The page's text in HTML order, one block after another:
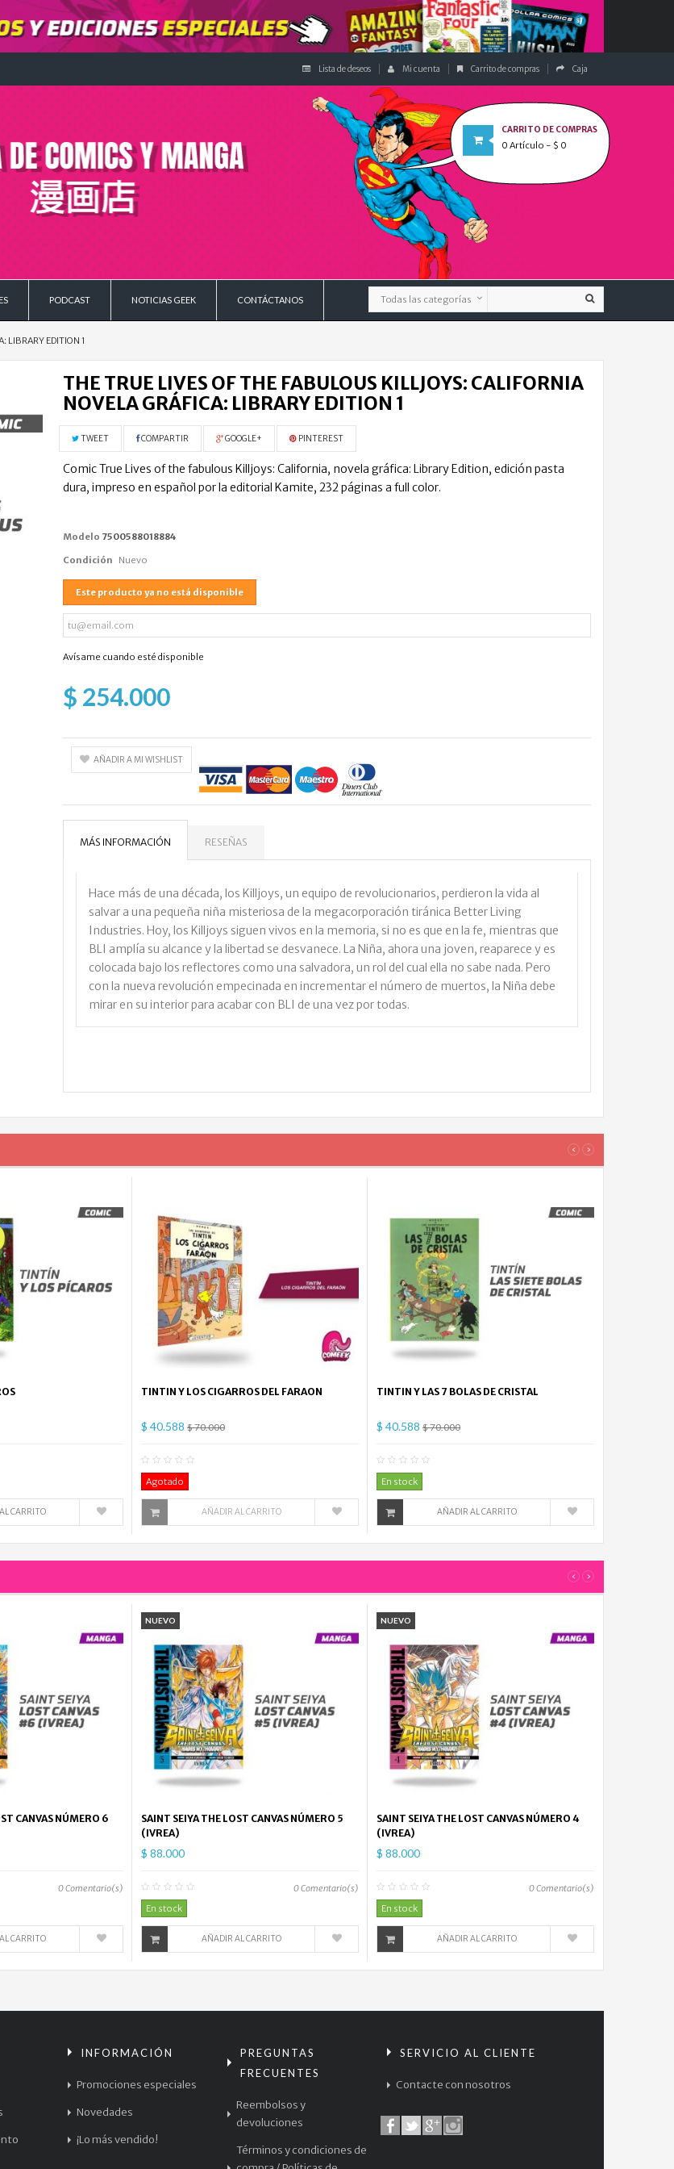
Lista de deseos Mi cuenta Carrito de compras Caja
CARRITO DE COMPRAS
0 Artículo - $ 0
PODCAST NOTICIAS GEEK CONTÁCTANOS
LIBRARY EDITION 1
THE TRUE LIVES OF THE FABULOUS KILLJOYS: CALIFORNIA
NOVELA GRÁFICA: LIBRARY EDITION 1
TWEET COMPARTIR GOOGLE+ PINTEREST
Comic True Lives of the fabulous Killjoys: California, novela gráfica: Library Edition, edición pasta
dura, impreso en español por la editorial Kamite, 232 páginas a full color.
Modelo 7500588018884
Condición Nuevo
Este producto ya no está disponible
Avísame cuando esté disponible
$ 254.000
AÑADIR A MI WISHLIST
MÁS INFORMACIÓN RESEÑAS
Hace más de una década, los Killjoys, un equipo de revolucionarios, perdieron la vida al
salvar a una pequeña niña misteriosa de la megacorporación tiránica Better Living
Industries. Hoy, los Killjoys siguen vivos en la memoria, si no es que en la fe, mientras que
BLI amplía su alcance y la libertad se desvanece. La Niña, ahora una joven, reaparece y es
colocada bajo los reflectores como una salvadora, un rol del cual ella no sabe nada. Pero
con la nueva revolución empecinada en incrementar el número de muertos, la Niña debe
mirar en su interior para acabar con BLI de una vez por todas.
‹ ›
CARRITO
TINTIN Y LOS CIGARROS DEL FARAON
$ 40.588 $ 70.000
Agotado
AÑADIR AL CARRITO
TINTIN Y LAS 7 BOLAS DE CRISTAL
$ 40.588 $ 70.000
En stock
AÑADIR AL CARRITO
‹ ›
CANVAS NÚMERO 6
0Comentario(s)
CARRITO
NUEVO
SAINT SEIYA THE LOST CANVAS NÚMERO 5
(IVREA)
$ 88.000
0Comentario(s)
En stock
AÑADIR AL CARRITO
NUEVO
SAINT SEIYA THE LOST CANVAS NÚMERO 4
(IVREA)
$ 88.000
0Comentario(s)
En stock
AÑADIR AL CARRITO
INFORMACIÓN
Promociones especiales
Novedades
¡Lo más vendido!
PREGUNTAS
FRECUENTES
Reembolsos y
devoluciones
Términos y condiciones de
SERVICIO AL CLIENTE
Contacte con nosotros